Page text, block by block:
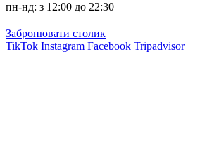
пн-нд: з 12:00 до 22:30
Забронювати столик
TikTok Instagram Facebook Tripadvisor